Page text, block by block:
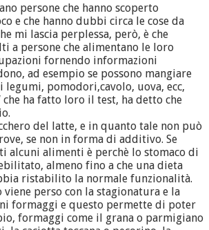
persone che hanno scoperto
e che hanno dubbi circa le cose da
mi lascia perplessa, però, è che
a persone che alimentano le loro
fornendo informazioni
ad esempio se possono mangiare
pomodori,cavolo, uova, ecc,
che ha fatto loro il test, ha detto che
del latte, e in quanto tale non può
se non in forma di additivo. Se
alcuni alimenti è perchè lo stomaco di
almeno fino a che una dieta
ristabilito la normale funzionalità.
perso con la stagionatura e la
formaggi e questo permette di poter
formaggi come il grana o parmigiano